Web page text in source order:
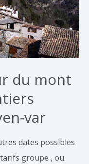
du mont
var
dates possibles
groupe , ou